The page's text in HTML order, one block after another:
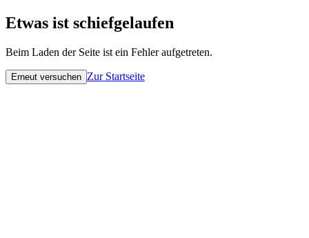
Etwas ist schiefgelaufen
Beim Laden der Seite ist ein Fehler aufgetreten.
Erneut versuchen Zur Startseite